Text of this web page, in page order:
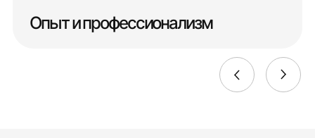
Опыт и профессионализм